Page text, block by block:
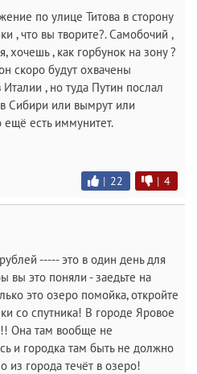
по улице Титова в сторону
, что вы творите?. Самобочий ,
хочешь , как горбунок на зону ?
скоро будут охвачены
, но туда Путин послал
Сибири или вымрут или
ещё есть иммунитет.
| 22 | 4
----- это в один день для
это поняли - заедьте на
это озеро помойка, откройте
со спутника! В городе Яровое
Она там вообще не
и городка там быть не должно
из города течёт в озеро!